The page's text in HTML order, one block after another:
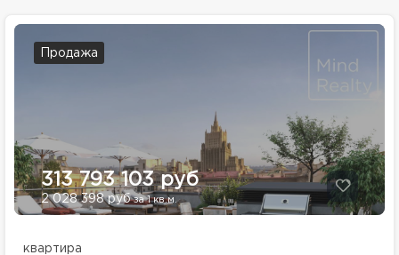
Продажа
313 793 103 руб
2 028 398 рубза 1 кв.м.
квартира